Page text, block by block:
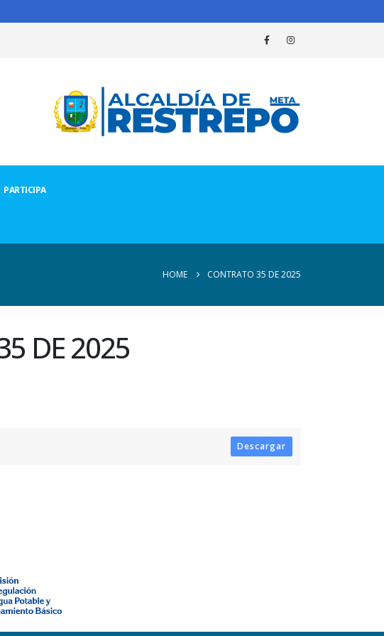
PARTICIPA
HOME CONTRATO 35 DE 2025
DE 2025
Descargar